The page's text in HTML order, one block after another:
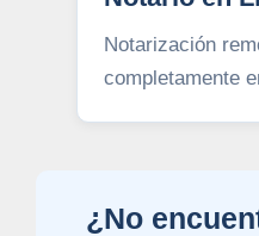
Notarización
completamente
¿No